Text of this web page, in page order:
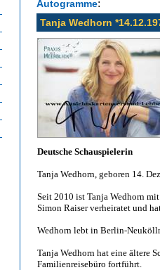
Autogramme:
Tanja Wedhorn
Deutsche Schauspielerin
Tanja Wedhorn, geboren 14.
Seit 2010 ist Tanja Wedhorn
Simon Raiser verheiratet und
Wedhorn lebt in Berlin-
Tanja Wedhorn hat eine ältere
Familienreisebüro fortführt.